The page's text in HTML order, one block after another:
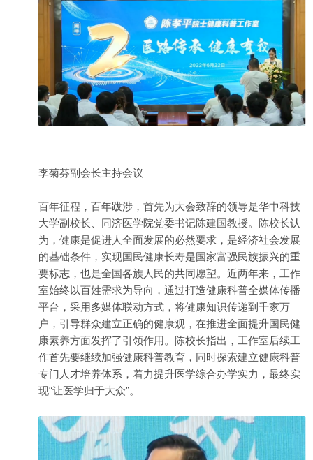
李菊芬副会长主持会议
百年征程，百年跋涉，首先为大会致辞的领导是华中科技
大学副校长、同济医学院党委书记陈建国教授。陈校长认
为，健康是促进人全面发展的必然要求，是经济社会发展
的基础条件，实现国民健康长寿是国家富强民族振兴的重
要标志，也是全国各族人民的共同愿望。近两年来，工作
室始终以百姓需求为导向，通过打造健康科普全媒体传播
平台，采用多媒体联动方式，将健康知识传递到千家万
户，引导群众建立正确的健康观，在推进全面提升国民健
康素养方面发挥了引领作用。陈校长指出，工作室后续工
作首先要继续加强健康科普教育，同时探索建立健康科普
专门人才培养体系，着力提升医学综合办学实力，最终实
现“让医学归于大众”。